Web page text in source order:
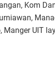
Kom
Manger UIT